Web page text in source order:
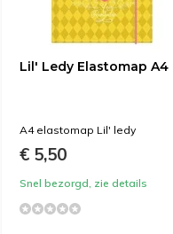
Lil' Ledy Elastomap A4
A4 elastomap Lil' ledy
€ 5,50
Snel bezorgd, zie details